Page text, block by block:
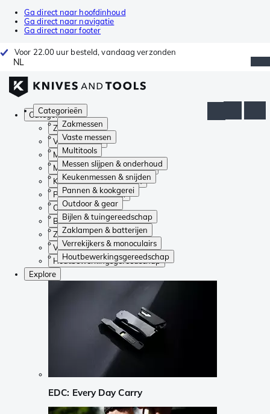
Ga direct naar hoofdinhoud
Ga direct naar navigatie
Ga direct naar footer
Voor 22.00 uur besteld, vandaag verzonden
NL
Categorieën
Zakmessen
Vaste messen
Multitools
Messen slijpen & onderhoud
Keukenmessen & snijden
Pannen & kookgerei
Outdoor & gear
Bijlen & tuingereedschap
Zaklampen & batterijen
Verrekijkers & monoculairs
Houtbewerkingsgereedschap
Categorieën
Zakmessen
Vaste messen
Multitools
Messen slijpen & onderhoud
Keukenmessen & snijden
Pannen & kookgerei
Outdoor & gear
Bijlen & tuingereedschap
Zaklampen & batterijen
Verrekijkers & monoculairs
Houtbewerkingsgereedschap
Explore
EDC: Every Day Carry